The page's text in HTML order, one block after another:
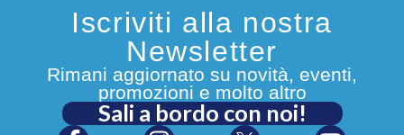
Iscriviti alla nostra
Newsletter
Rimani aggiornato su novità, eventi,
promozioni e molto altro
Sali a bordo con noi!